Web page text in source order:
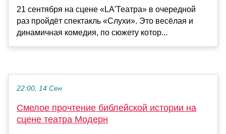
21 сентября на сцене «LA'Театра» в очередной
раз пройдёт спектакль «Слухи». Это весёлая и
динамичная комедия, по сюжету котор...
22:00, 14 Сен
Смелое прочтение библейской истории на
сцене театра Модерн